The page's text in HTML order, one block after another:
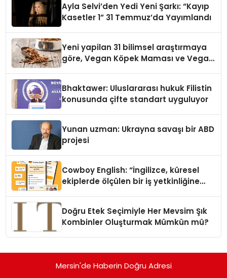
Ayla Selvi’den Yedi Yeni Şarkı: “Kayıp
Kasetler 1” 31 Temmuz’da Yayımlandı
Yeni yapilan 31 bilimsel araştırmaya
göre, Vegan Köpek Maması ve Vegan
Bhaktawer: Uluslararası hukuk Filistin
konusunda çifte standart uyguluyor
Yunan uzman: Ukrayna savaşı bir ABD
projesi
Cowboy English: “İngilizce, küresel
ekiplerde ölçülen bir iş yetkinliğine
Doğru Etek Seçimiyle Her Mevsim Şık
Kombinler Oluşturmak Mümkün mü?
Mersin'de Haberin Doğru Adresi